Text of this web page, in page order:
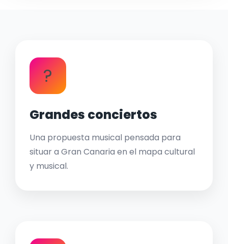
?
Grandes conciertos
Una propuesta musical pensada para
situar a Gran Canaria en el mapa cultural
y musical.